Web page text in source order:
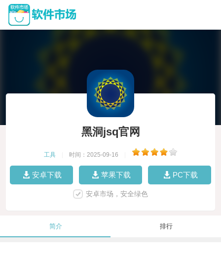
黑洞jsq官网
工具 时间：2025-09-16
安卓下载 苹果下载 PC下载
安卓市场，安全绿色
简介 排行